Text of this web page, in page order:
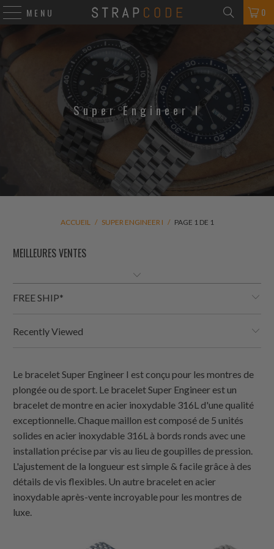
MENU 0
Super Engineer I
ACCUEIL / SUPER ENGINEER I / PAGE 1 DE 1
FREE SHIP*
Recently Viewed
Le bracelet Super Engineer I est conçu pour les montres de
plongée ou de sport. Le bracelet Super Engineer est un
bracelet de montre en acier inoxydable 316L d'une qualité
exceptionnelle. Chaque maillon est composé de 5 unités
solides en acier inoxydable 316L à bords ronds avec une
installation précise par vis au lieu de goupilles de pression.
L'ajustement de la longueur est simple & facile grâce à des
détails de vis flexibles. Un autre bracelet en acier
inoxydable après-vente incroyable pour les montres de
luxe.